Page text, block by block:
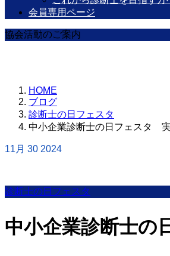
会員専用ページ
協会活動のご案内
HOME
ブログ
診断士の日フェスタ
中小企業診断士の日フェスタ
11月 30 2024
診断士の日フェスタ
中小企業診断士